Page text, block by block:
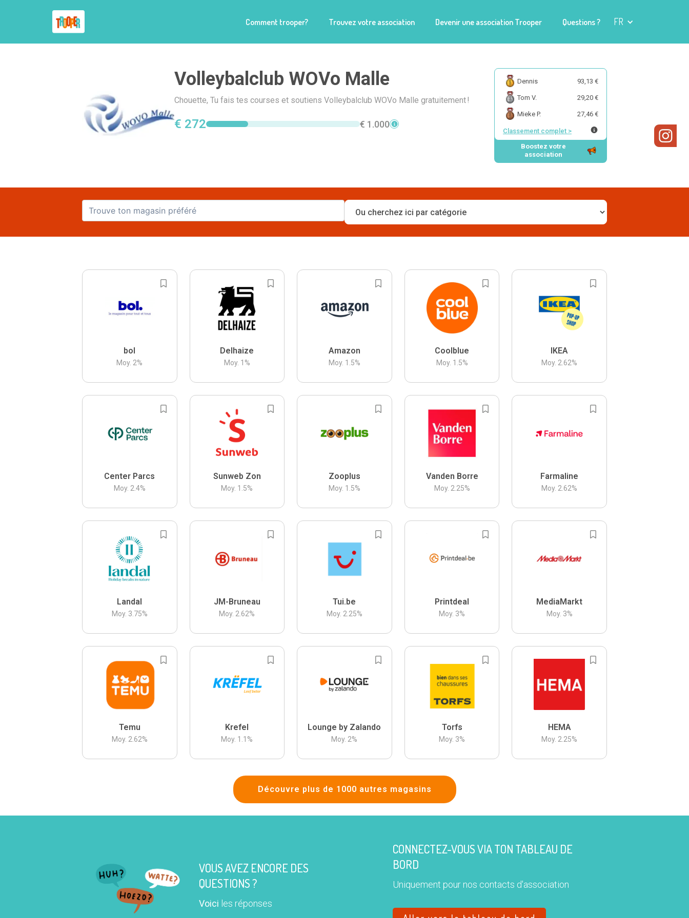
Comment trooper? Trouvez votre association Devenir une association Trooper Questions ? FR
Volleybalclub WOVo Malle
Chouette, Tu fais tes courses et soutiens Volleybalclub WOVo Malle gratuitement !
€ 272 € 1.000
Dennis 93,13 €
Tom V. 29,20 €
Mieke P. 27,46 €
Classement complet >
Boostez votre
association
bol
Moy. 2%
Delhaize
Moy. 1 %
Amazon
Moy. 1.5%
Coolblue
Moy. 1.5%
IKEA
Moy. 2.62%
Center Parcs
Moy. 2.4%
Sunweb Zon
Moy. 1.5%
Zooplus
Moy. 1.5%
Vanden Borre
Moy. 2.25%
Farmaline
Moy. 2.62%
Landal
Moy. 3.75%
JM-Bruneau
Moy. 2.62%
Tui.be
Moy. 2.25%
Printdeal
Moy. 3%
MediaMarkt
Moy. 3%
Temu
Moy. 2.62%
Krefel
Moy. 1.1 %
Lounge by Zalando
Moy. 2%
Torfs
Moy. 3%
HEMA
Moy. 2.25%
Découvre plus de 1000 autres magasins
VOUS AVEZ ENCORE DES
QUESTIONS ?
Voici les réponses
CONNECTEZ-VOUS VIA TON TABLEAU DE
BORD
Uniquement pour nos contacts d'association